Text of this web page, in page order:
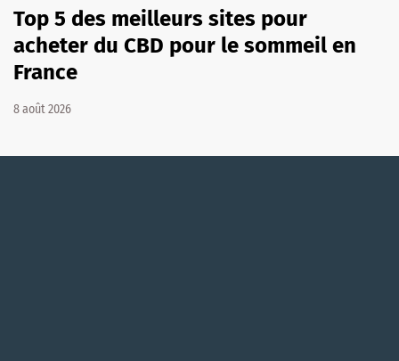
Top 5 des meilleurs sites pour
acheter du CBD pour le sommeil en
France
8 août 2026